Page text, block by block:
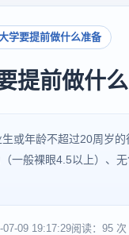
学要提前做什么准备
提前做什
或年龄不超过20周岁
一般裸眼4.5以上）、
07-09 19:17:29阅读：95 次